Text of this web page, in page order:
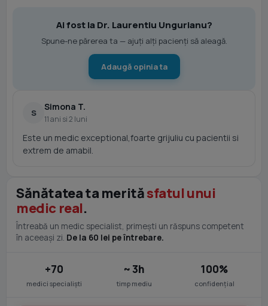
Ai fost la Dr. Laurentiu Ungurianu?
Spune-ne părerea ta — ajuți alți pacienți să aleagă.
Adaugă opinia ta
S
Simona T.
11 ani si 2 luni
Este un medic exceptional,foarte grijuliu cu pacientii si
extrem de amabil.
Sănătatea ta merităsfatul unui
medic real.
Întreabă un medic specialist, primești un răspuns competent
în aceeași zi. De la 60 lei pe întrebare.
+70
medici specialiști
~ 3h
timp mediu
100%
confidențial